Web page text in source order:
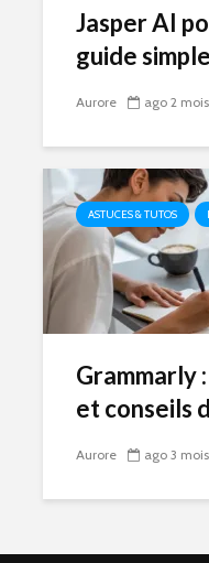
Jasper AI
guide
Aurore ago 2 mois
ASTUCES & TUTOS
Grammarly
et conseils
Aurore ago 3 mois